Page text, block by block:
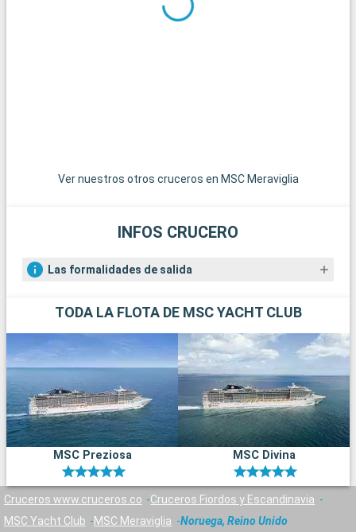
Qué visitar en los alrededores
famosas regatas. Por último, los aficionados a la historia
Ver nuestros otros cruceros en MSC Meraviglia
INFOS CRUCERO
Las formalidades de salida
TODA LA FLOTA DE MSC YACHT CLUB
MSC Preziosa MSC Divina
Cruceros www.cruceros.co
Cruceros Fiordos y Escandinavia
MSC Yacht Club
MSC Meraviglia Noruega, Reino Unido